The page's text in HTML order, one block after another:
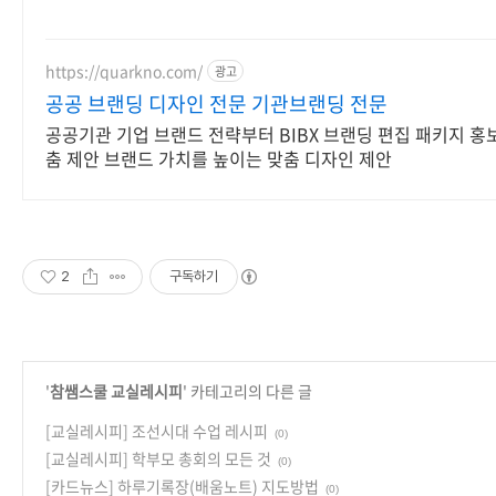
https://quarkno.com/ 광고
공공 브랜딩 디자인 전문 기관브랜딩 전문
공공기관 기업 브랜드 전략부터 BIBX 브랜딩 편집 패키지 홍
춤 제안 브랜드 가치를 높이는 맞춤 디자인 제안
2 구독하기
'참쌤스쿨 교실레시피' 카테고리의 다른 글
[교실레시피] 조선시대 수업 레시피
(0)
[교실레시피] 학부모 총회의 모든 것 (0)
[카드뉴스] 하루기록장(배움노트) 지도방법 (0)